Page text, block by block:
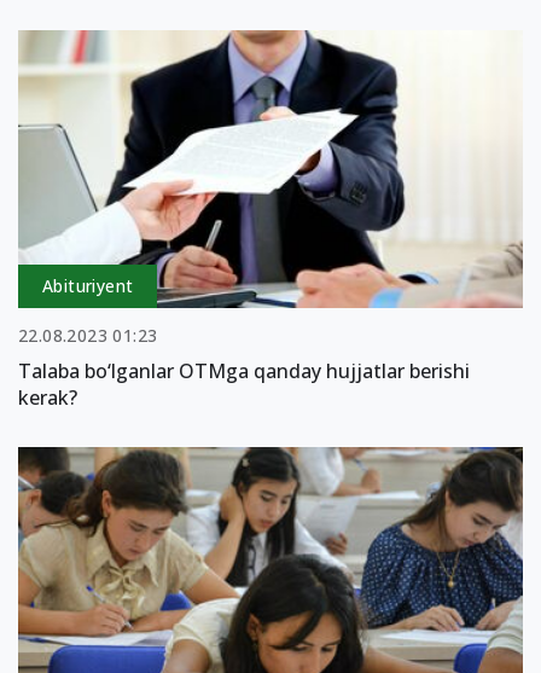
Abituriyent
22.08.2023 01:23
Talaba bo‘lganlar OTMga qanday hujjatlar berishi
kerak?